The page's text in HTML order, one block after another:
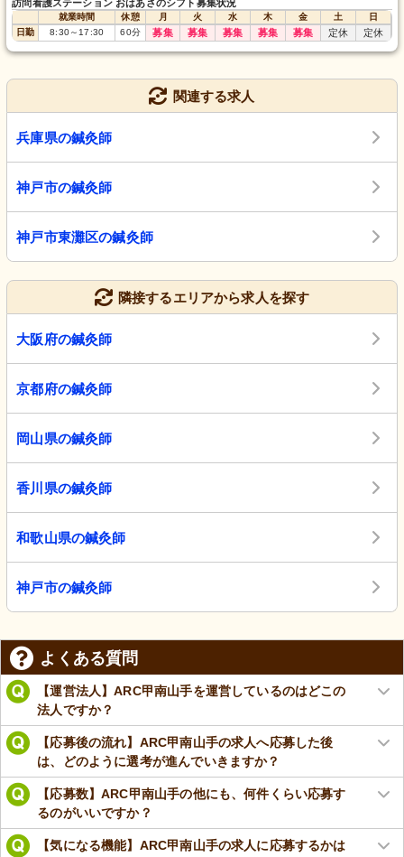
訪問看護ステーション おはあさのシフト募集状況
就業時間 休憩 月 火 水 木 金 土
日
日勤
8:30～17:30 60分 募集 募集 募集 募集 募集 定休 定休
関連する求人
兵庫県の鍼灸師
神戸市の鍼灸師
神戸市東灘区の鍼灸師
隣接するエリアから求人を探す
大阪府の鍼灸師
京都府の鍼灸師
岡山県の鍼灸師
香川県の鍼灸師
和歌山県の鍼灸師
神戸市の鍼灸師
よくある質問
【運営法人】ARC甲南山手を運営しているのはどこの
法人ですか？
【応募後の流れ】ARC甲南山手の求人へ応募した後
は、どのように選考が進んでいきますか？
【応募数】ARC甲南山手の他にも、何件くらい応募す
るのがいいですか？
【気になる機能】ARC甲南山手の求人に応募するかは